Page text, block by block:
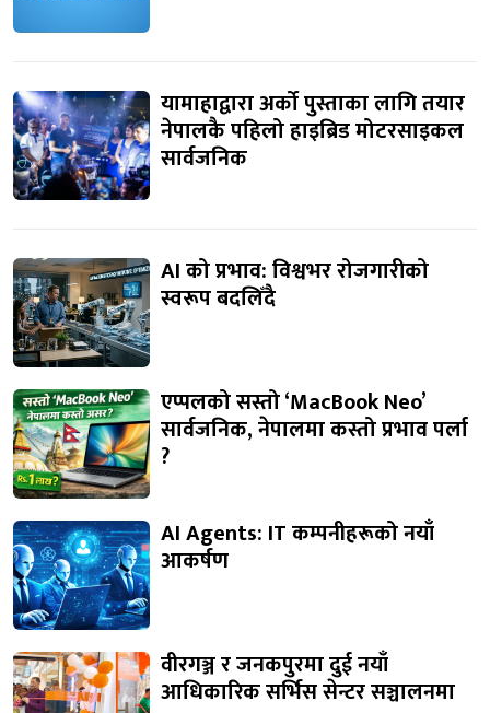
यामाहाद्वारा अर्को पुस्ताका लागि तयार
नेपालकै पहिलो हाइब्रिड मोटरसाइकल
सार्वजनिक
AI को प्रभाव: विश्वभर रोजगारीको
स्वरूप बदलिँदै
एप्पलको सस्तो ‘MacBook Neo’
सार्वजनिक, नेपालमा कस्तो प्रभाव पर्ला
?
AI Agents: IT कम्पनीहरूको नयाँ
आकर्षण
वीरगञ्ज र जनकपुरमा दुई नयाँ
आधिकारिक सर्भिस सेन्टर सञ्चालनमा